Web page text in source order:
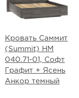
Кровать Саммит
(Summit) НМ
040.71-01, Софт
Графит + Ясень
Анкор темный